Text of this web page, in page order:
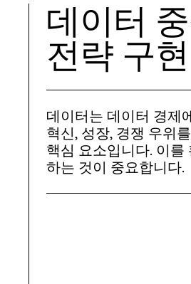
데이터
전략 구현
데이터는 데이터 경제
혁신, 성장, 경쟁 우위
핵심 요소입니다. 이를
하는 것이 중요합니다.